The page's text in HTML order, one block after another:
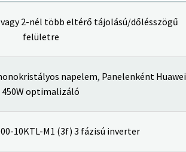
2-nél több eltérő tájolású/dőlésszögű
felületre
napelem, Panelenként Huawei
450W optimalizáló
10KTL-M1 (3f) 3 fázisú inverter